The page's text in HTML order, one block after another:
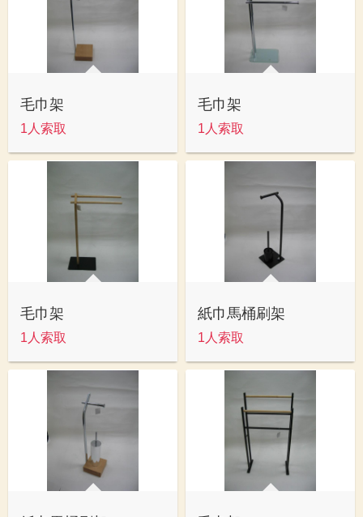
毛巾架
1人索取
毛巾架
1人索取
毛巾架
1人索取
紙巾馬桶刷架
1人索取